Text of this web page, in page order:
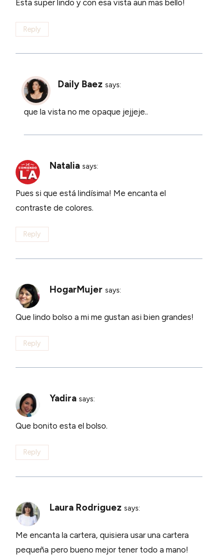
Esta super lindo y con esa vista aun mas bello!
Reply
Daily Baez says:
que la vista no me opaque jejjeje..
Natalia says:
Pues si que está lindísima! Me encanta el
contraste de colores.
Reply
HogarMujer says:
Que lindo bolso a mi me gustan asi bien grandes!
Reply
Yadira says:
Que bonito esta el bolso.
Reply
Laura Rodriguez says:
Me encanta la cartera, quisiera usar una cartera
pequeña pero bueno mejor tener todo a mano!